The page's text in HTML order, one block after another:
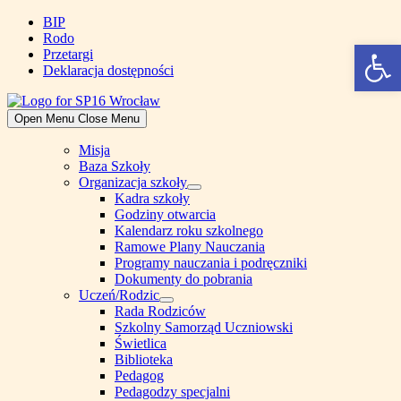
Skip
content
BIP
Rodo
Przetargi
Deklaracja dostępności
Open Menu Close Menu
Misja
Baza Szkoły
Organizacja szkoły
Show
sub
menu
Kadra szkoły
Godziny otwarcia
Kalendarz roku szkolnego
Ramowe Plany Nauczania
Programy nauczania i podręczniki
Dokumenty do pobrania
Uczeń/Rodzic
Show
sub
menu
Rada Rodziców
Szkolny Samorząd Uczniowski
Świetlica
Biblioteka
Pedagog
Pedagodzy specjalni